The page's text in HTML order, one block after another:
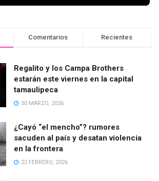
Comentarios Recientes
Regalito y los Campa Brothers
estarán este viernes en la capital
tamaulipeca
30 MARZO, 2026
¿Cayó “el mencho”? rumores
sacuden al país y desatan violencia
en la frontera
22 FEBRERO, 2026